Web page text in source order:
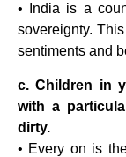
• India is a
sovereignty.
sentiments and
c. Children in
with a
dirty.
• Every on is